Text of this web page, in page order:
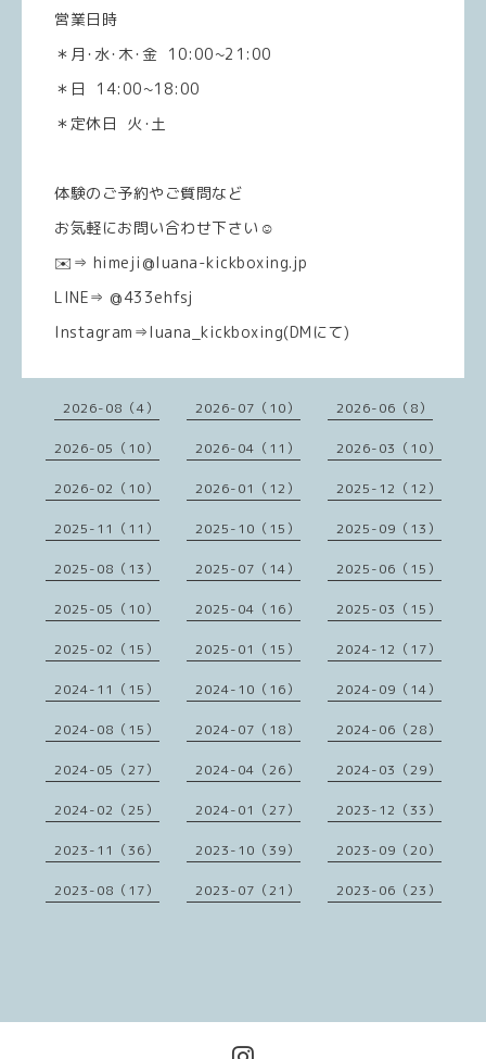
営業日時
＊月･水･木･金 10:00~21:00
＊日 14:00~18:00
＊定休日 火･土
体験のご予約やご質問など
お気軽にお問い合わせ下さい☺️
✉️⇒ himeji@luana-kickboxing.jp
LINE⇒ @433ehfsj
Instagram⇒luana_kickboxing(DMにて)
2026-08（4） 2026-07（10） 2026-06（8）
2026-05（10） 2026-04（11） 2026-03（10）
2026-02（10） 2026-01（12） 2025-12（12）
2025-11（11） 2025-10（15） 2025-09（13）
2025-08（13） 2025-07（14） 2025-06（15）
2025-05（10） 2025-04（16） 2025-03（15）
2025-02（15） 2025-01（15） 2024-12（17）
2024-11（15） 2024-10（16） 2024-09（14）
2024-08（15） 2024-07（18） 2024-06（28）
2024-05（27） 2024-04（26） 2024-03（29）
2024-02（25） 2024-01（27） 2023-12（33）
2023-11（36） 2023-10（39） 2023-09（20）
2023-08（17） 2023-07（21） 2023-06（23）